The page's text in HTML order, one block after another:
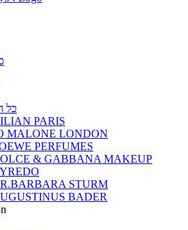
כל
PARIS
MALONE LONDON
PERFUMES
& GABBANA MAKEUP
STURM
BADER